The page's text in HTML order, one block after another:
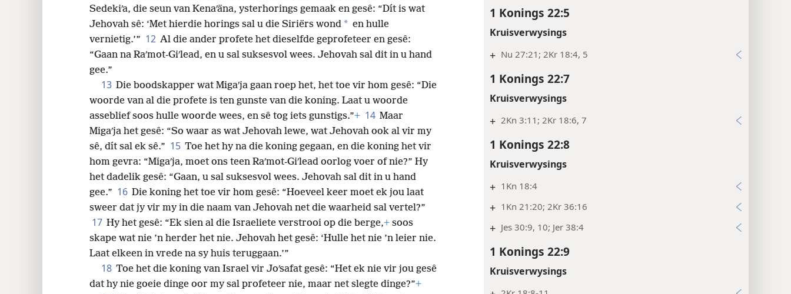
1 Konings 22:5
Kruisverwysings
+ Nu 27:21; 2Kr 18:4, 5
1 Konings 22:7
Kruisverwysings
+ 2Kn 3:11; 2Kr 18:6, 7
1 Konings 22:8
Kruisverwysings
+ 1Kn 18:4
+ 1Kn 21:20; 2Kr 36:16
+ Jes 30:9, 10; Jer 38:4
1 Konings 22:9
Kruisverwysings
Sedekiʹa, die seun van Kenaʹäna, ysterhorings gemaak en gesê: “Dít is wat
Jehovah sê: ‘Met hierdie horings sal u die Siriërs wond * en hulle
vernietig.’” 12 Al die ander profete het dieselfde geprofeteer en gesê:
“Gaan na Raʹmot-Giʹlead, en u sal suksesvol wees. Jehovah sal dit in u hand
gee.”
13 Die boodskapper wat Migaʹja gaan roep het, het toe vir hom gesê: “Die
woorde van al die profete is ten gunste van die koning. Laat u woorde
asseblief soos hulle woorde wees, en sê tog iets gunstigs.”+ 14 Maar
Migaʹja het gesê: “So waar as wat Jehovah lewe, wat Jehovah ook al vir my
sê, dít sal ek sê.” 15 Toe het hy na die koning gegaan, en die koning het vir
hom gevra: “Migaʹja, moet ons teen Raʹmot-Giʹlead oorlog voer of nie?” Hy
het dadelik gesê: “Gaan, u sal suksesvol wees. Jehovah sal dit in u hand
gee.” 16 Die koning het toe vir hom gesê: “Hoeveel keer moet ek jou laat
sweer dat jy vir my in die naam van Jehovah net die waarheid sal vertel?”
17 Hy het gesê: “Ek sien al die Israeliete verstrooi op die berge,+ soos
skape wat nie ’n herder het nie. Jehovah het gesê: ‘Hulle het nie ’n leier nie.
Laat elkeen in vrede na sy huis teruggaan.’”
18 Toe het die koning van Israel vir Joʹsafat gesê: “Het ek nie vir jou gesê
dat hy nie goeie dinge oor my sal profeteer nie, maar net slegte dinge?”+